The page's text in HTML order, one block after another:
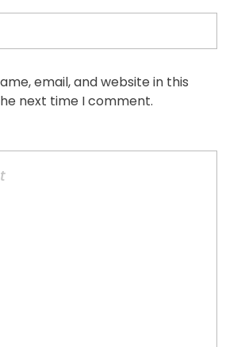
email, and website in this
next time I comment.